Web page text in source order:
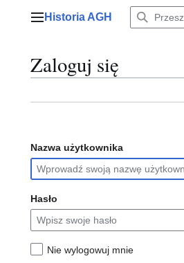
Menu główne
Historia AGH
Zaloguj się
Nazwa użytkownika
Hasło
Nie wylogowuj mnie